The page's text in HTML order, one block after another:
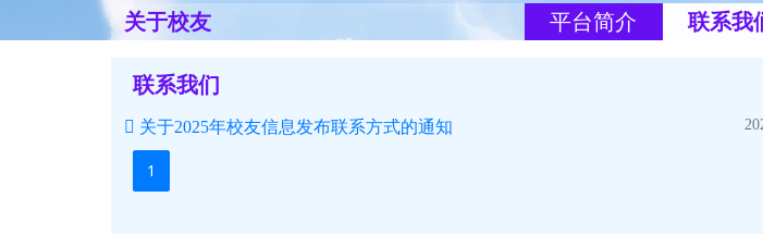
关于校友 平台简介 联系我
联系我们
关于2025年校友信息发布联系方式的通知
1